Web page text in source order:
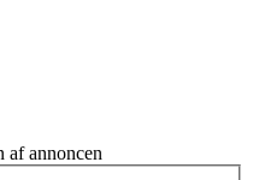
af annoncen